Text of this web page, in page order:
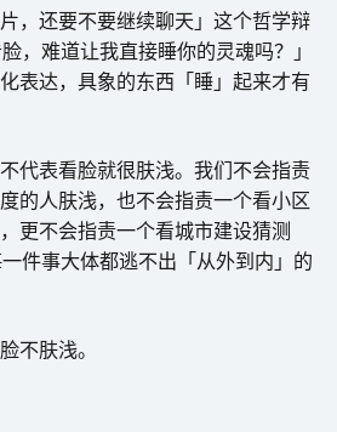
，还要不要继续聊天」这个哲学辩
，难道让我直接睡你的灵魂吗？」
表达，具象的东西「睡」起来才有
代表看脸就很肤浅。我们不会指责
的人肤浅，也不会指责一个看小区
更不会指责一个看城市建设猜测
件事大体都逃不出「从外到内」的
不肤浅。